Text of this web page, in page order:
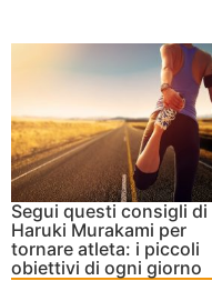
Segui questi consigli di
Haruki Murakami per
tornare atleta: i piccoli
obiettivi di ogni giorno